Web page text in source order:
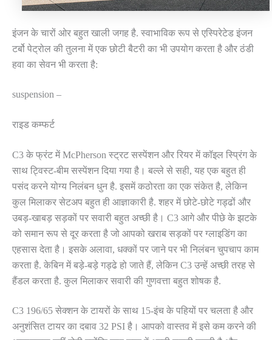
इंजन के चारों ओर बहुत खाली जगह है. स्वाभाविक रूप से एस्पिरेटेड इंजन
टर्बो पेट्रोल की तुलना में एक छोटी बैटरी का भी उपयोग करता है और ठंडी
हवा का सेवन भी करता है:
suspension –
राइड कम्फर्ट
C3 के फ्रंट में McPherson स्ट्रट सस्पेंशन और रियर में कॉइल स्प्रिंग के
साथ ट्विस्ट-बीम सस्पेंशन दिया गया है। बल्ले से सही, यह एक बहुत ही
पसंद करने योग्य निलंबन धुन है. इसमें कठोरता का एक संकेत है, लेकिन
कुल मिलाकर सेटअप बहुत ही आज्ञाकारी है. शहर में छोटे-छोटे गड्ढों और
उबड़-खाबड़ सड़कों पर सवारी बहुत अच्छी है। C3 आगे और पीछे के झटके
को समान रूप से दूर करता है जो आपको खराब सड़कों पर ग्लाइडिंग का
एहसास देता है। इसके अलावा, धक्कों पर जाने पर भी निलंबन चुपचाप काम
करता है. केबिन में बड़े-बड़े गड्ढे हो जाते हैं, लेकिन C3 उन्हें अच्छी तरह से
हैंडल करता है. कुल मिलाकर सवारी की गुणवत्ता बहुत शोषक है.
C3 196/65 सेक्शन के टायरों के साथ 15-इंच के पहियों पर चलता है और
अनुशंसित टायर का दबाव 32 PSI है। आपको वास्तव में इसे कम करने की